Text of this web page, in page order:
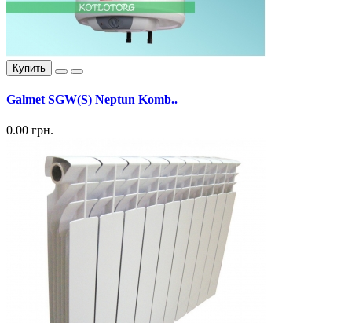
Купить
Galmet SGW(S) Neptun Komb..
0.00 грн.